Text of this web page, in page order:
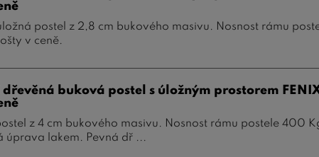
postel z 2,8 cm bukového masivu. Nosnost rámu
v ceně.
buková postel s úložným prostorem
z 4 cm bukového masivu. Nosnost rámu postele 400
úprava lakem. Pevná dř ...